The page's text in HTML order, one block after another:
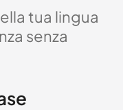
tua lingua
senza